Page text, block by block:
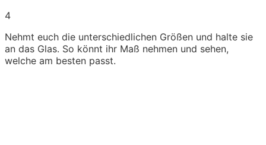
4
Nehmt euch die unterschiedlichen Größen und halte sie
an das Glas. So könnt ihr Maß nehmen und sehen,
welche am besten passt.